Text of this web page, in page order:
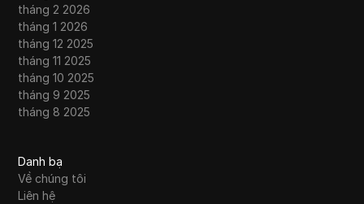
tháng 2 2026
tháng 1 2026
tháng 12 2025
tháng 11 2025
tháng 10 2025
tháng 9 2025
tháng 8 2025
Danh bạ
Về chúng tôi
Liên hệ